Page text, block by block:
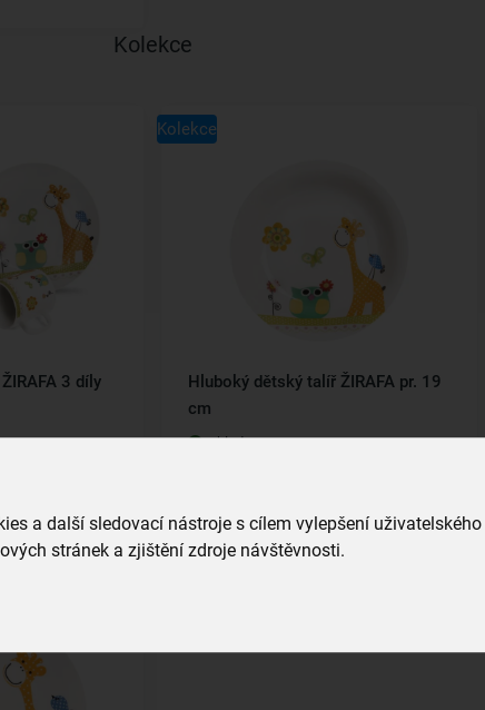
a další sledovací nástroje s cílem vylepšení
stránek a zjištění zdroje návštěvnosti.
Kolekce
3 díly
Kolekce
Hluboký dětský talíř ŽIRAFA pr. 19
cm
skladem